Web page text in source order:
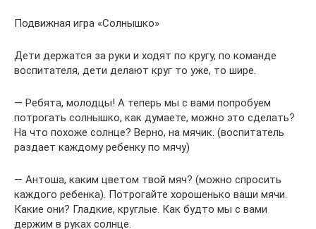
Подвижная игра «Солнышко»
Дети держатся за руки и ходят по кругу, по команде
воспитателя, дети делают круг то уже, то шире.
— Ребята, молодцы! А теперь мы с вами попробуем
потрогать солнышко, как думаете, можно это сделать?
На что похоже солнце? Верно, на мячик. (воспитатель
раздает каждому ребенку по мячу)
— Антоша, каким цветом твой мяч? (можно спросить
каждого ребенка). Потрогайте хорошенько ваши мячи.
Какие они? Гладкие, круглые. Как будто мы с вами
держим в руках солнце.